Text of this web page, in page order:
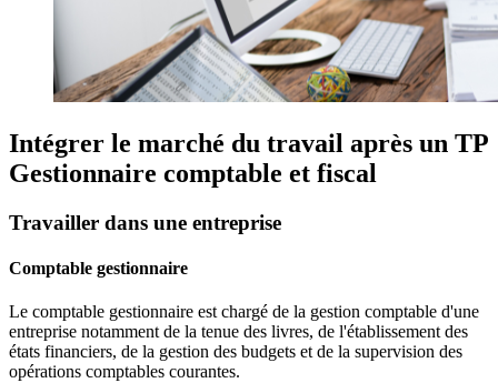
Intégrer le marché du travail après un TP
Gestionnaire comptable et fiscal
Travailler dans une entreprise
Comptable gestionnaire
Le comptable gestionnaire est chargé de la gestion comptable d'une
entreprise notamment de la tenue des livres, de l'établissement des
états financiers, de la gestion des budgets et de la supervision des
opérations comptables courantes.